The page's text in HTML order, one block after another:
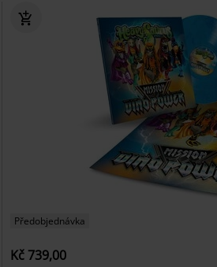
Předobjednávka
Kč 739,00